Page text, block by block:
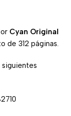
Cyan Original
de 312 páginas.
siguientes